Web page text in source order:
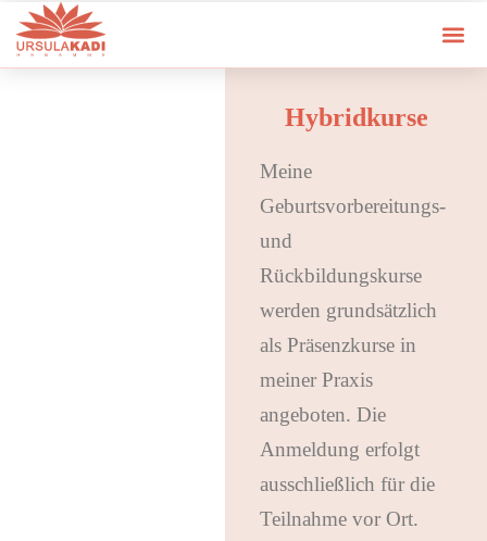
Hybridkurse
Meine
Geburtsvorbereitungs-
und
Rückbildungskurse
werden grundsätzlich
als Präsenzkurse in
meiner Praxis
angeboten. Die
Anmeldung erfolgt
ausschließlich für die
Teilnahme vor Ort.